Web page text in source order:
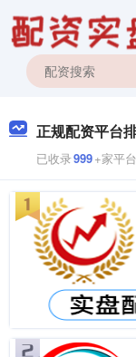
正规配资平台
已收录999+家平台